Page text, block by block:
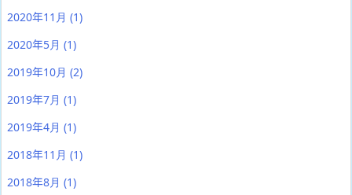
2020年11月 (1)
2020年5月 (1)
2019年10月 (2)
2019年7月 (1)
2019年4月 (1)
2018年11月 (1)
2018年8月 (1)